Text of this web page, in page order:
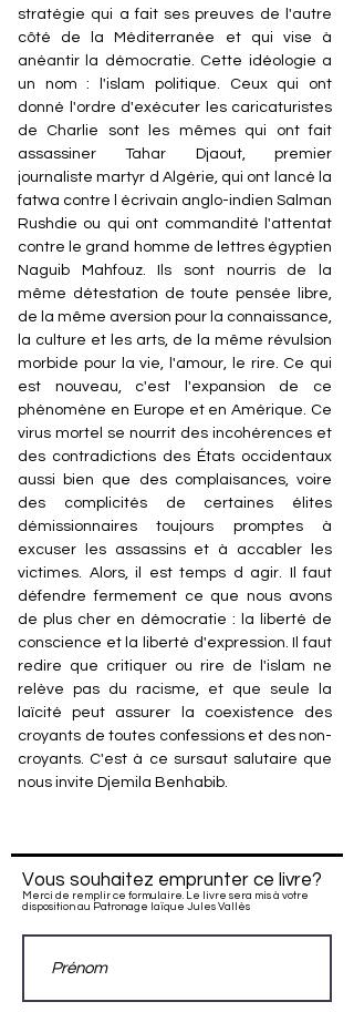
stratégie qui a fait ses preuves de l'autre
côté de la Méditerranée et qui vise à
anéantir la démocratie. Cette idéologie a
un nom : l'islam politique. Ceux qui ont
donné l'ordre d'exécuter les caricaturistes
de Charlie sont les mêmes qui ont fait
assassiner Tahar Djaout, premier
journaliste martyr d Algérie, qui ont lancé la
fatwa contre l écrivain anglo-indien Salman
Rushdie ou qui ont commandité l'attentat
contre le grand homme de lettres égyptien
Naguib Mahfouz. Ils sont nourris de la
même détestation de toute pensée libre,
de la même aversion pour la connaissance,
la culture et les arts, de la même révulsion
morbide pour la vie, l'amour, le rire. Ce qui
est nouveau, c'est l'expansion de ce
phénomène en Europe et en Amérique. Ce
virus mortel se nourrit des incohérences et
des contradictions des États occidentaux
aussi bien que des complaisances, voire
des complicités de certaines élites
démissionnaires toujours promptes à
excuser les assassins et à accabler les
victimes. Alors, il est temps d agir. Il faut
défendre fermement ce que nous avons
de plus cher en démocratie : la liberté de
conscience et la liberté d'expression. Il faut
redire que critiquer ou rire de l'islam ne
relève pas du racisme, et que seule la
laïcité peut assurer la coexistence des
croyants de toutes confessions et des non-
croyants. C'est à ce sursaut salutaire que
nous invite Djemila Benhabib.
Vous souhaitez emprunter ce livre?
Merci de remplir ce formulaire. Le livre sera mis à votre
disposition au Patronage laïque Jules Vallès